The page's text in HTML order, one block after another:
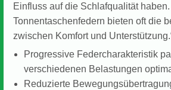
Einfluss auf die Schlafqualität haben.
Tonnentaschenfedern bieten oft die
zwischen Komfort und
Progressive Federcharakteristik
verschiedenen Belastungen
Reduzierte